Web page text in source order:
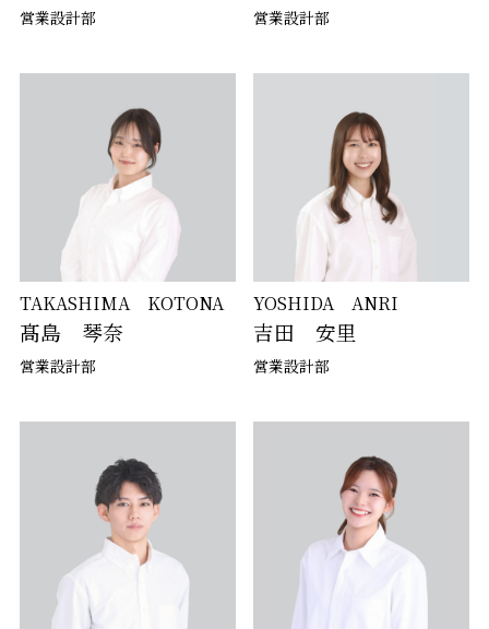
営業設計部 営業設計部
TAKASHIMA KOTONA
髙島 琴奈
営業設計部
YOSHIDA ANRI
吉田 安里
営業設計部